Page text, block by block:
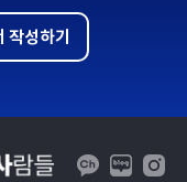
작성하기